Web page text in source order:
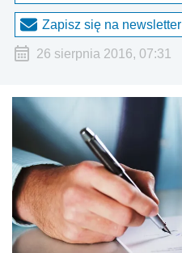
Zapisz się na newsletter
26 sierpnia 2016, 07:31